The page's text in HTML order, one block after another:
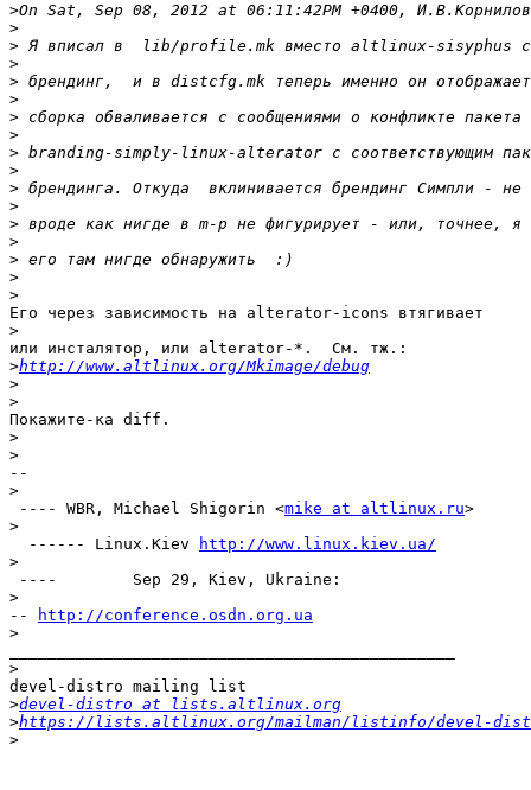
>
>
>
>
>
>
>
>
>
>
>
>
>
>
>
>
>
Его через зависимость на alterator-icons втягивает
>
или инсталятор, или alterator-*.  См. тж.:
>http://www.altlinux.org/Mkimage/debug
>
>
Покажите-ка diff.
>
>
--
>
---- WBR, Michael Shigorin <mike at altlinux.ru>
>
------ Linux.Kiev
http://www.linux.kiev.ua/
>
----        Sep 29, Kiev, Ukraine:
>
--
http://conference.osdn.org.ua
>
>
devel-distro mailing list
>devel-distro at lists.altlinux.org
>https://lists.altlinux.org/mailman/listinfo/devel-
>